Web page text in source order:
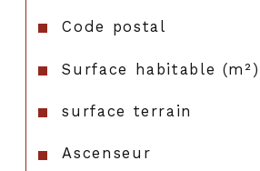
Code postal
Surface habitable (m²)
surface terrain
Ascenseur